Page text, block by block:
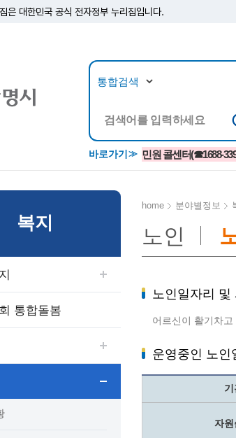
은 대한민국 공식 전자정부 누리집입니다.
바로가기 민원 콜센터(☎1688-
뉴스/정보공개
입법예고
월이전)
소식지/카카
반상회보
민원/참여
안내도
담센터
화
원
명 수수료 면제사항
준편람
동이용
민원조정제도
사전심사청구
민원1회 방문
사회취약계
구술 및 전화
교육정보
평생학습원
센터
취업지원 프
채용박람회
지역맞춤형
공공일자리
체
현황
인쇄소 현황
관 현황
복지
통합돌봄
home 분야별정보
노인
노인일자리 및
어르신이 활기차
운영중인 노인
기
자원